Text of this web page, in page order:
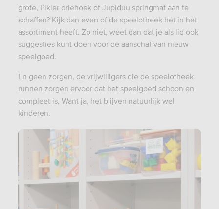
grote, Pikler driehoek of Jupiduu springmat aan te
schaffen? Kijk dan even of de speelotheek het in het
assortiment heeft. Zo niet, weet dan dat je als lid ook
suggesties kunt doen voor de aanschaf van nieuw
speelgoed.
En geen zorgen, de vrijwilligers die de speelotheek
runnen zorgen ervoor dat het speelgoed schoon en
compleet is. Want ja, het blijven natuurlijk wel
kinderen.